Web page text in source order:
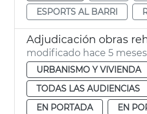
ESPORTS AL BARRI
modificado hace 5 meses
URBANISMO Y VIVIENDA
TODAS LAS AUDIENCIAS
EN PORTADA
EN